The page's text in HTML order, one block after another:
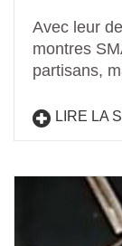
Avec leur
montres
partisans,
LIRE LA